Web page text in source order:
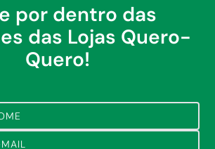
por dentro das
das Lojas Quero-
Quero!